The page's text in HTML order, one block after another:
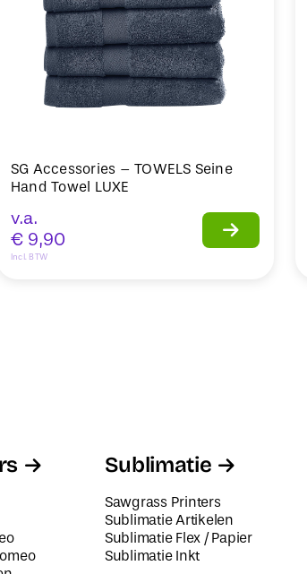
SG Accessories – TOWELS Seine
Hand Towel LUXE
v.a.
€ 9,90
Incl. BTW
Sublimatie
Sawgrass Printers
Sublimatie Artikelen
Sublimatie Flex / Papier
Sublimatie Inkt